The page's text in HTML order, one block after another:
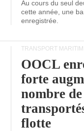
Au cours du seul
cette année, une
enregistrée.
TRANSPORT
OOCL
forte
nombre
flotte